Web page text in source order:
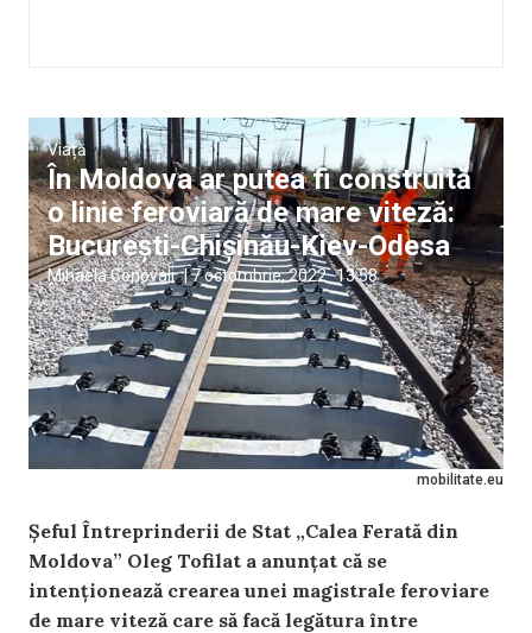
mobilitate.eu
Viață
În Moldova ar putea fi construită
o linie feroviară de mare viteză:
București-Chișinău-Kiev-Odesa
Mihaela Conovali |7 octombrie, 2022 13:58
Șeful Întreprinderii de Stat „Calea Ferată din
Moldova” Oleg Tofilat a anunțat că se
intenționează crearea unei magistrale feroviare
de mare viteză care să facă legătura între